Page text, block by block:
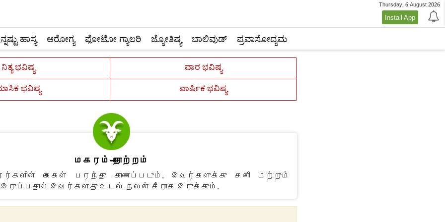
Thursday, 6 August 2026
Install App
ಹಾಸ್ಯ ಆರೋಗ್ಯ ಫೋಟೋ ಗ್ಯಾಲರಿ ಜ್ಯೋತಿಷ್ಯ ಬಾಲಿವುಡ್‌ ಪ್ರವಾಸೋದ್ಯಮ
ನಿತ್ಯ ಭವಿಷ್ಯ
ವಾರ ಭವಿಷ್ಯ
ಭವಿಷ್ಯ
ವಾರ್ಷಿಕ ಭವಿಷ್ಯ
மகரம்-தோற்றம்
கைகள் பரந்து காணப்படும். இவர்களுக்கு சனி மற்றும்
இருப்பதால் இவர்களது உடல் நலன் சீராக இருக்கும்.